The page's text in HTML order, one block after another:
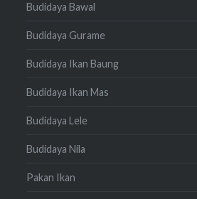
Budidaya Bawal
Budidaya Gurame
Budidaya Ikan Baung
Budidaya Ikan Mas
Budidaya Lele
Budidaya Nila
Pakan Ikan